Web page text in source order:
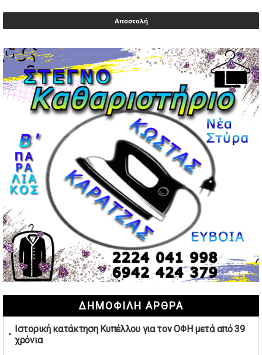
και Ολυμπιακού
02/05/2026 | 20:28
Περιστέρι: Ένταση μεταξύ ανηλίκων άφησε δύο
15χρονους τραυματίες
02/05/2026 | 18:56
Ηνωμένα Αραβικά Εμιράτα: Αίρουν τους περιορισμούς
στον εναέριο χώρο
02/05/2026 | 17:16
Η Αθηνά Λινού αφήνει ανοιχτό το ενδεχόμενο ένταξης
στον νέο πολιτικό φορέα Τσίπρα
02/05/2026 | 17:01
Αταμάν: Κανείς δεν έχει δικαίωμα να μιλά για τον πρόεδρο
και την οικογένειά του
02/05/2026 | 15:59
Μαρινάκης: Ο Ανδρουλάκης υπαναχώρησε στις
συμφωνίες για τις Ανεξάρτητες Αρχές
02/05/2026 | 09:36
Ψηφιακός έλεγχος στην αγορά: QR code για πωλήσεις
καπνικών και αλκοόλ σε 88.000 σημεία
02/05/2026 | 06:26
Καύσιμα αεροσκαφών: Διαβεβαιώσεις ΕΕ για επάρκεια
ΔΗΜΟΦΙΛΗ ΑΡΘΡΑ
Ιστορική κατάκτηση Κυπέλλου για τον ΟΦΗ μετά από 39
χρόνια